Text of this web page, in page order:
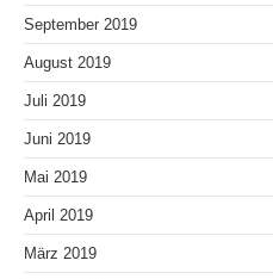
September 2019
August 2019
Juli 2019
Juni 2019
Mai 2019
April 2019
März 2019